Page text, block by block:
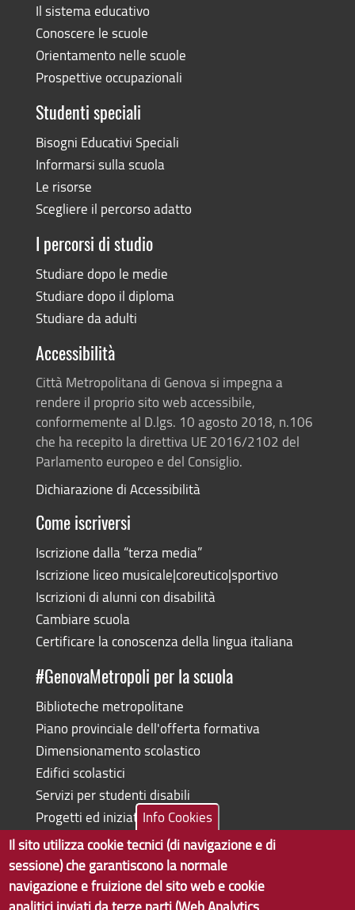
Il sistema educativo
Conoscere le scuole
Orientamento nelle scuole
Prospettive occupazionali
Studenti speciali
Bisogni Educativi Speciali
Informarsi sulla scuola
Le risorse
Scegliere il percorso adatto
I percorsi di studio
Studiare dopo le medie
Studiare dopo il diploma
Studiare da adulti
Accessibilità
Città Metropolitana di Genova si impegna a
rendere il proprio sito web accessibile,
conformemente al D.lgs. 10 agosto 2018, n.106
che ha recepito la direttiva UE 2016/2102 del
Parlamento europeo e del Consiglio.
Dichiarazione di Accessibilità
Come iscriversi
Iscrizione dalla “terza media”
Iscrizione liceo musicale|coreutico|sportivo
Iscrizioni di alunni con disabilità
Cambiare scuola
Certificare la conoscenza della lingua italiana
#GenovaMetropoli per la scuola
Biblioteche metropolitane
Piano provinciale dell'offerta formativa
Dimensionamento scolastico
Edifici scolastici
Servizi per studenti disabili
Progetti ed iniziative
Copyright © 2017 Città metropolitana di Genova | CF:
Info Cookies
Il sito utilizza cookie tecnici (di navigazione e di
sessione) che garantiscono la normale
navigazione e fruizione del sito web e cookie
analitici inviati da terze parti (Web Analytics